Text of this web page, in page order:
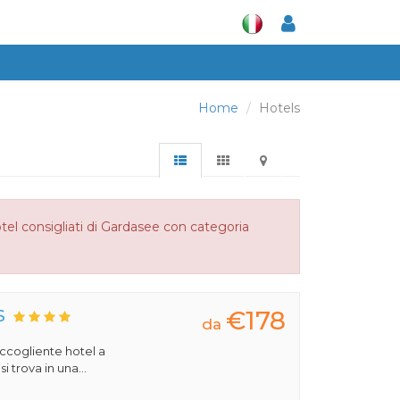
Home Hotels
consigliati di Gardasee con categoria
hotel a
trova in una...
da €178